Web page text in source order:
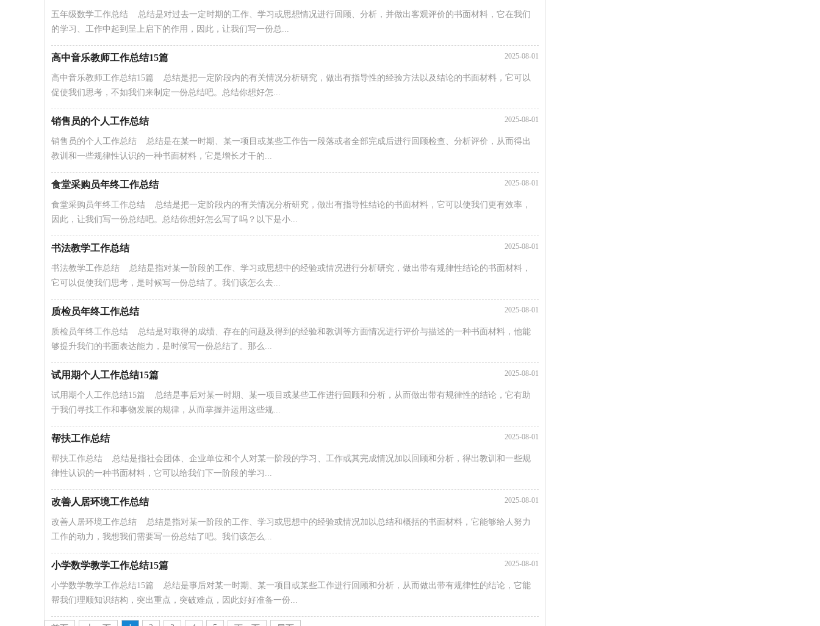
五年级数学工作总结 总结是对过去一定时期的工作、学习或思想情况进行回顾、分析，并做出客观评价的书面材料，它在我们
的学习、工作中起到呈上启下的作用，因此，让我们写一份总...
高中音乐教师工作总结15篇 2025-08-01
高中音乐教师工作总结15篇 总结是把一定阶段内的有关情况分析研究，做出有指导性的经验方法以及结论的书面材料，它可以
促使我们思考，不如我们来制定一份总结吧。总结你想好怎...
销售员的个人工作总结 2025-08-01
销售员的个人工作总结 总结是在某一时期、某一项目或某些工作告一段落或者全部完成后进行回顾检查、分析评价，从而得出
教训和一些规律性认识的一种书面材料，它是增长才干的...
食堂采购员年终工作总结 2025-08-01
食堂采购员年终工作总结 总结是把一定阶段内的有关情况分析研究，做出有指导性结论的书面材料，它可以使我们更有效率，
因此，让我们写一份总结吧。总结你想好怎么写了吗？以下是小...
书法教学工作总结 2025-08-01
书法教学工作总结 总结是指对某一阶段的工作、学习或思想中的经验或情况进行分析研究，做出带有规律性结论的书面材料，
它可以促使我们思考，是时候写一份总结了。我们该怎么去...
质检员年终工作总结 2025-08-01
质检员年终工作总结 总结是对取得的成绩、存在的问题及得到的经验和教训等方面情况进行评价与描述的一种书面材料，他能
够提升我们的书面表达能力，是时候写一份总结了。那么...
试用期个人工作总结15篇 2025-08-01
试用期个人工作总结15篇 总结是事后对某一时期、某一项目或某些工作进行回顾和分析，从而做出带有规律性的结论，它有助
于我们寻找工作和事物发展的规律，从而掌握并运用这些规...
帮扶工作总结 2025-08-01
帮扶工作总结 总结是指社会团体、企业单位和个人对某一阶段的学习、工作或其完成情况加以回顾和分析，得出教训和一些规
律性认识的一种书面材料，它可以给我们下一阶段的学习...
改善人居环境工作总结 2025-08-01
改善人居环境工作总结 总结是指对某一阶段的工作、学习或思想中的经验或情况加以总结和概括的书面材料，它能够给人努力
工作的动力，我想我们需要写一份总结了吧。我们该怎么...
小学数学教学工作总结15篇 2025-08-01
小学数学教学工作总结15篇 总结是事后对某一时期、某一项目或某些工作进行回顾和分析，从而做出带有规律性的结论，它能
帮我们理顺知识结构，突出重点，突破难点，因此好好准备一份...